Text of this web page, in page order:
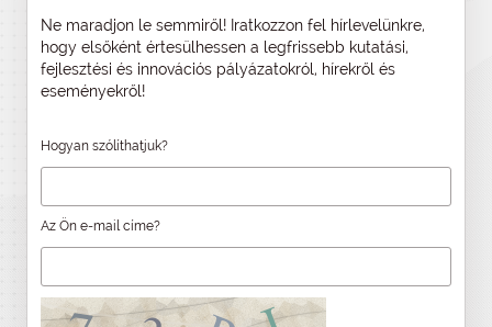
Ne maradjon le semmiről! Iratkozzon fel hírlevelünkre,
hogy elsőként értesülhessen a legfrissebb kutatási,
fejlesztési és innovációs pályázatokról, hírekről és
eseményekről!
Hogyan szólíthatjuk?
Az Ön e-mail címe?